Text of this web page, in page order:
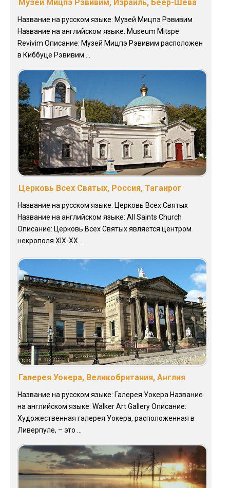
Музей Мицпэ Рэвивим, Израиль, Беер-Шева
Название на русском языке: Музей Мицпэ Рэвивим
Название на английском языке: Museum Mitspe
Revivim Описание: Музей Мицпэ Рэвивим расположен
в Киббуце Рэвивим ...
Церковь Всех Святых, Россия, Таганрог
Название на русском языке: Церковь Всех Святых
Название на английском языке: All Saints Church
Описание: Церковь Всех Святых является центром
некрополя XIX-XX ...
Галерея Уокера, Великобритания, Англия
Название на русском языке: Галерея Уокера Название
на английском языке: Walker Art Gallery Описание:
Художественная галерея Уокера, расположенная в
Ливерпуле, – это ...